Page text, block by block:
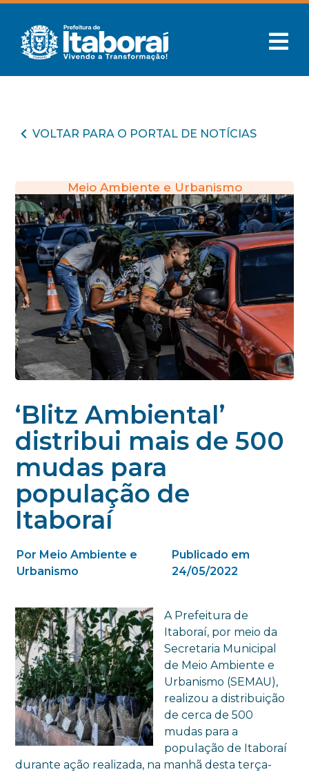
VOLTAR PARA O PORTAL DE NOTÍCIAS
Meio Ambiente e Urbanismo
‘Blitz Ambiental’
distribui mais de 500
mudas para
população de
Itaboraí
Por Meio Ambiente e
Urbanismo
Publicado em
24/05/2022
A Prefeitura de
Itaboraí, por meio da
Secretaria Municipal
de Meio Ambiente e
Urbanismo (SEMAU),
realizou a distribuição
de cerca de 500
mudas para a
população de Itaboraí
durante ação realizada, na manhã desta terça-